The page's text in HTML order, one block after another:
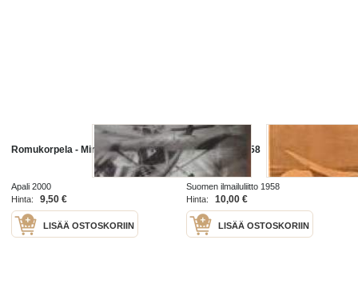
Romukorpela - Minäkö lentäjä?
Apali 2000
Hinta:
9,50 €
LISÄÄ OSTOSKORIIN
Ilmailu nr 6 1958
Suomen ilmailuliitto 1958
Hinta:
10,00 €
LISÄÄ OSTOSKORIIN